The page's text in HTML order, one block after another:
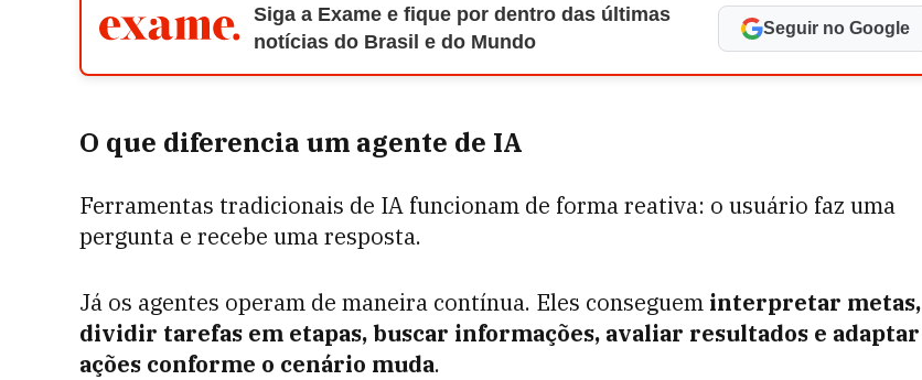
Siga a Exame e fique por dentro das últimas
notícias do Brasil e do Mundo
Seguir no Google
O que diferencia um agente de IA
Ferramentas tradicionais de IA funcionam de forma reativa: o usuário faz uma
pergunta e recebe uma resposta.
Já os agentes operam de maneira contínua. Eles conseguem interpretar metas,
dividir tarefas em etapas, buscar informações, avaliar resultados e adaptar
ações conforme o cenário muda.